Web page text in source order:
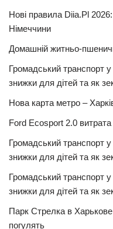
Нові правила Diia.Pl
Німеччини
Домашній житньо-
Громадський транспорт у
знижки для дітей та як
Нова карта метро –
Ford Ecosport 2.0 витрата
Громадський транспорт у
знижки для дітей та як
Громадський транспорт у
знижки для дітей та як
Парк Стрелка в
погулять